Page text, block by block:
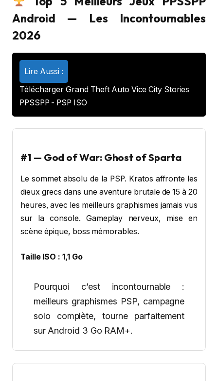
Android — Les Incontournables
2026
Lire Aussi :
Télécharger Grand Theft Auto Vice City Stories
PPSSPP - PSP ISO
#1 — God of War: Ghost of Sparta
Le sommet absolu de la PSP. Kratos affronte les
dieux grecs dans une aventure brutale de 15 à 20
heures, avec les meilleurs graphismes jamais vus
sur la console. Gameplay nerveux, mise en
scène épique, boss mémorables.
Taille ISO : 1,1 Go
Pourquoi c’est incontournable :
meilleurs graphismes PSP, campagne
solo complète, tourne parfaitement
sur Android 3 Go RAM+.